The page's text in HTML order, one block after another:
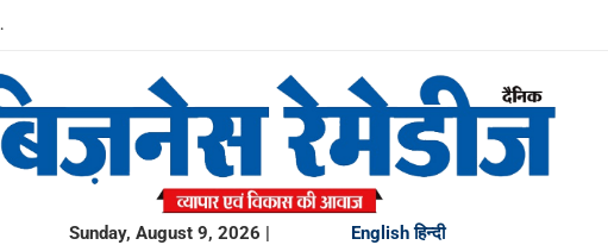
बारे में...
करोड़...EQUITY ALL...
OPPORTUNITIES...
BUILT AROUND INDIA’S...
Sunday, August 9, 2026 | English हिन्दी